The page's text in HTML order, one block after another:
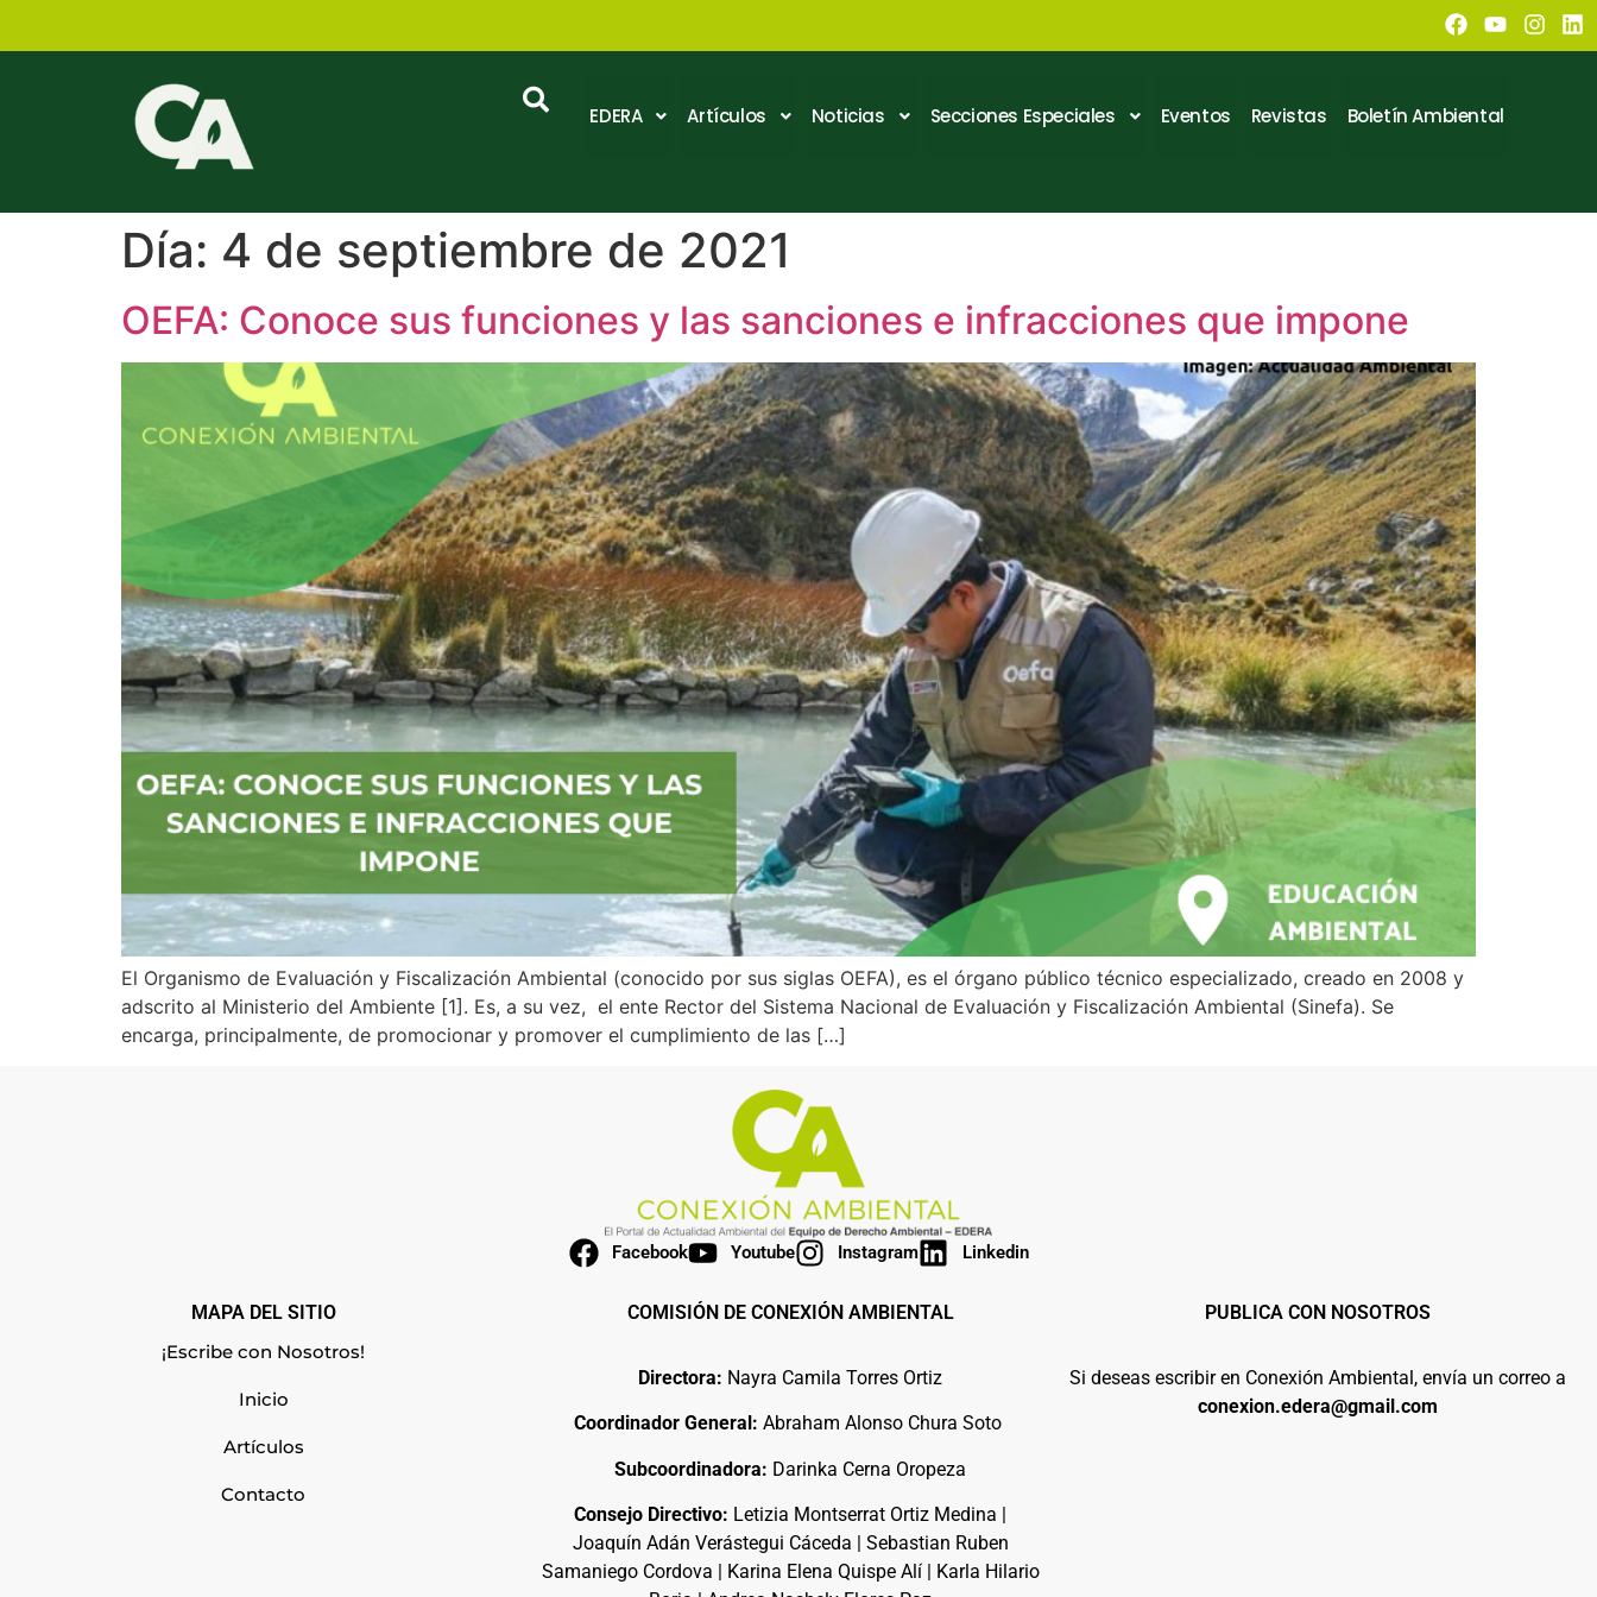
EDERA Artículos Noticias Secciones Especiales Eventos Revistas Boletín Ambiental
Día: 4 de septiembre de 2021
OEFA: Conoce sus funciones y las sanciones e infracciones que impone
El Organismo de Evaluación y Fiscalización Ambiental (conocido por sus siglas OEFA), es el órgano público técnico especializado, creado en 2008 y
adscrito al Ministerio del Ambiente [1]. Es, a su vez, el ente Rector del Sistema Nacional de Evaluación y Fiscalización Ambiental (Sinefa). Se
encarga, principalmente, de promocionar y promover el cumplimiento de las […]
Facebook Youtube Instagram Linkedin
MAPA DEL SITIO
¡Escribe con Nosotros!
Inicio
Artículos
Contacto
COMISIÓN DE CONEXIÓN AMBIENTAL
Directora: Nayra Camila Torres Ortiz
Coordinador General:Abraham Alonso Chura Soto
Subcoordinadora: Darinka Cerna Oropeza
Consejo Directivo: Letizia Montserrat Ortiz Medina |
Joaquín Adán Verástegui Cáceda | Sebastian Ruben
Samaniego Cordova | Karina Elena Quispe Alí | Karla Hilario
PUBLICA CON NOSOTROS
Si deseas escribir en Conexión Ambiental, envía un correo a
conexion.edera@gmail.com